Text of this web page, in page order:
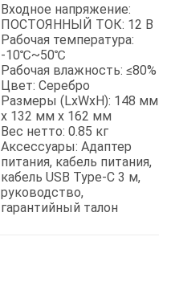
Входное напряжение:
ПОСТОЯННЫЙ ТОК: 12 В
Рабочая температура:
-10℃~50℃
Рабочая влажность: ≤80%
Цвет: Серебро
Размеры (LxWxH): 148 мм
x 132 мм x 162 мм
Вес нетто: 0.85 кг
Аксессуары: Адаптер
питания, кабель питания,
кабель USB Type-C 3 м,
руководство,
гарантийный талон